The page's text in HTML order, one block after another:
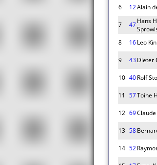
6
12Alain
7
47Hans
8
16Leo
9
43Dieter
10 40Rolf
11 57Toine
12 69
13 58
14 52